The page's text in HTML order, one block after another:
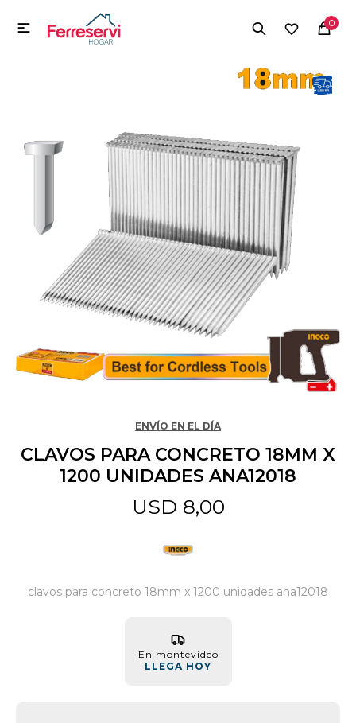
0

ENVÍO EN EL DÍA
CLAVOS PARA CONCRETO 18MM X
1200 UNIDADES ANA12018
USD 8,00
clavos para concreto 18mm x 1200 unidades ana12018
En montevideo
LLEGA HOY
MI CUENTA
Electrodomésticos
Herramientas y Construcción
Electrodomésticos
Tecnología
Deportes
Camping
Mascotas